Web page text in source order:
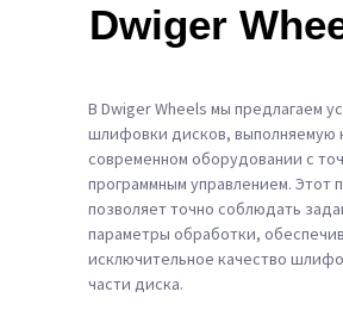
Dwiger
В Dwiger Wheels мы предлагаем
шлифовки дисков, выполняемую
современном оборудовании с
программным управлением. Этот
позволяет точно соблюдать
параметры обработки,
исключительное качество
части диска.